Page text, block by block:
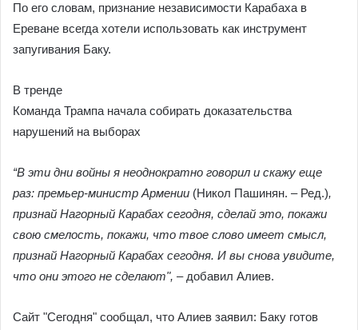
По его словам, признание независимости Карабаха в
Ереване всегда хотели использовать как инструмент
запугивания Баку.
В тренде
Команда Трампа начала собирать доказательства
нарушений на выборах
“В эти дни войны я неоднократно говорил и скажу еще
раз: премьер-министр Армении (Никол Пашинян. – Ред.),
признай Нагорный Карабах сегодня, сделай это, покажи
свою смелость, покажи, что твое слово имеет смысл,
признай Нагорный Карабах сегодня. И вы снова увидите,
что они этого не сделают", – добавил Алиев.
Сайт "Сегодня" сообщал, что Алиев заявил: Баку готов